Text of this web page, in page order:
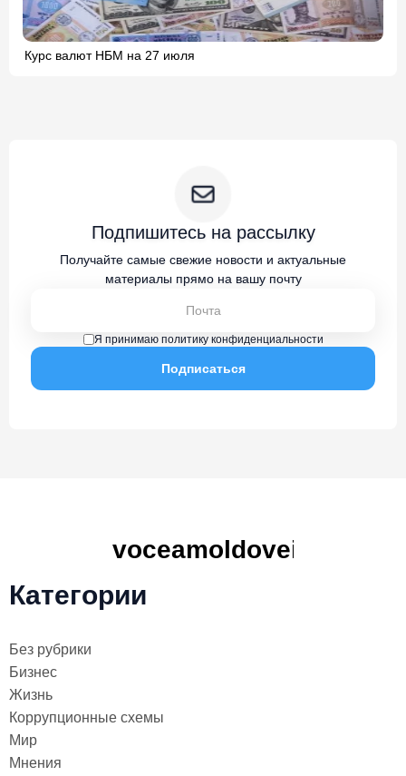
Курс валют НБМ на 27 июля
Подпишитесь на рассылку
Получайте самые свежие новости и актуальные
материалы прямо на вашу почту
Я принимаю политику конфиденциальности
Категории
Без рубрики
Бизнес
Жизнь
Коррупционные схемы
Мир
Мнения